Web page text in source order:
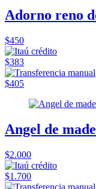
Adorno reno
$450
$383
$405
Angel de
$2.000
$1.700